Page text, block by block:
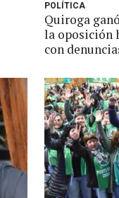
POLÍTICA
Quiroga
la oposición
con